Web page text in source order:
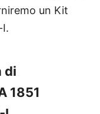
un Kit
I.
di
1851